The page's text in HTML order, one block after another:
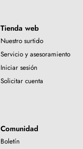
Tienda web
Nuestro surtido
Servicio y asesoramiento
Iniciar sesión
Solicitar cuenta
Comunidad
Boletín